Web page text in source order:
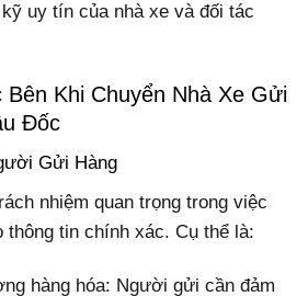
uy tín của nhà xe và đối tác
Bên Khi Chuyển Nhà Xe Gửi
Đốc
Gửi Hàng
nhiệm quan trọng trong việc
thông tin chính xác. Cụ thể là:
hàng hóa: Người gửi cần đảm